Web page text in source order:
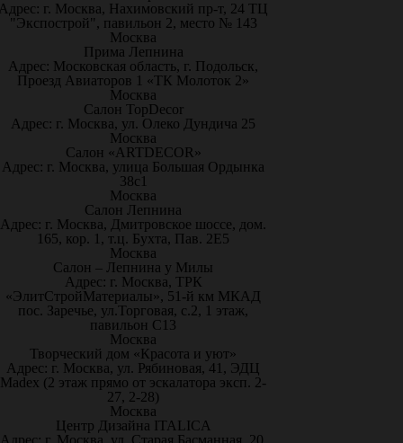
г. Москва, Нахимовский пр-т, 24 ТЦ
"Экспострой", павильон 2, место № 143
Москва
Прима Лепнина
Адрес: Московская область, г. Подольск,
Проезд Авиаторов 1 «ТК Молоток 2»
Москва
Салон TopDecor
Адрес: г. Москва, ул. Олеко Дундича 25
Москва
Салон «ARTDECOR»
Адрес: г. Москва, улица Большая Ордынка
38с1
Москва
Салон Лепнина
Адрес: г. Москва, Дмитровское шоссе, дом.
165, кор. 1, т.ц. Бухта, Пав. 2Е5
Москва
Салон – Лепнина у Милы
Адрес: г. Москва, ТРК
«ЭлитСтройМатериалы», 51-й км МКАД
пос. Заречье, ул.Торговая, с.2, 1 этаж,
павильон С13
Москва
Творческий дом «Красота и уют»
Адрес: г. Москва, ул. Рябиновая, 41, ЭДЦ
Madex (2 этаж прямо от эскалатора эксп. 2-
27, 2-28)
Москва
Центр Дизайна ITALICA
Адрес: г. Москва, ул. Старая Басманная, 20,